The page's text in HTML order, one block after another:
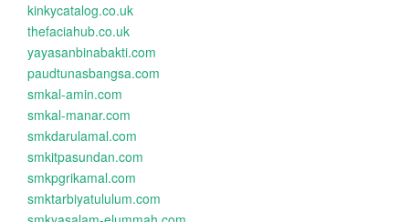
kinkycatalog.co.uk
thefaciahub.co.uk
yayasanbinabakti.com
paudtunasbangsa.com
smkal-amin.com
smkal-manar.com
smkdarulamal.com
smkitpasundan.com
smkpgrikamal.com
smktarbiyatululum.com